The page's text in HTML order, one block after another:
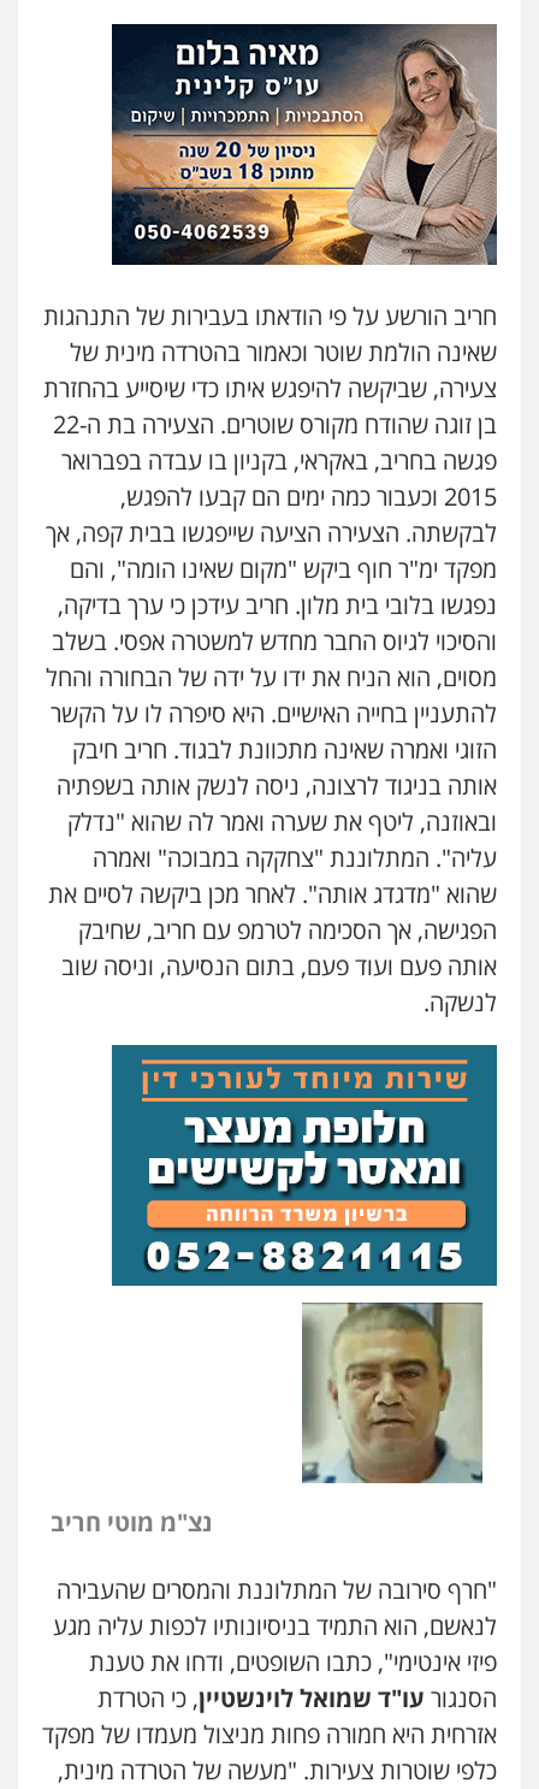
חריב הורשע על פי הודאתו בעבירות של התנהגות
שאינה הולמת שוטר וכאמור בהטרדה מינית של
צעירה, שביקשה להיפגש איתו כדי שיסייע בהחזרת
בן זוגה שהודח מקורס שוטרים. הצעירה בת ה-22
פגשה בחריב, באקראי, בקניון בו עבדה בפברואר
2015 וכעבור כמה ימים הם קבעו להפגש,
לבקשתה. הצעירה הציעה שייפגשו בבית קפה, אך
מפקד ימ"ר חוף ביקש "מקום שאינו הומה", והם
נפגשו בלובי בית מלון. חריב עידכן כי ערך בדיקה,
והסיכוי לגיוס החבר מחדש למשטרה אפסי. בשלב
מסוים, הוא הניח את ידו על ידה של הבחורה והחל
להתעניין בחייה האישיים. היא סיפרה לו על הקשר
הזוגי ואמרה שאינה מתכוונת לבגוד. חריב חיבק
אותה בניגוד לרצונה, ניסה לנשק אותה בשפתיה
ובאוזנה, ליטף את שערה ואמר לה שהוא "נדלק
עליה". המתלוננת "צחקקה במבוכה" ואמרה
שהוא "מדגדג אותה". לאחר מכן ביקשה לסיים את
הפגישה, אך הסכימה לטרמפ עם חריב, שחיבק
אותה פעם ועוד פעם, בתום הנסיעה, וניסה שוב
לנשקה.
נצ"מ מוטי חריב
"חרף סירובה של המתלוננת והמסרים שהעבירה
לנאשם, הוא התמיד בניסיונותיו לכפות עליה מגע
פיזי אינטימי", כתבו השופטים, ודחו את טענת
הסנגור עו"ד שמואל לוינשטיין, כי הטרדת
אזרחית היא חמורה פחות מניצול מעמדו של מפקד
כלפי שוטרות צעירות. "מעשה של הטרדה מינית,